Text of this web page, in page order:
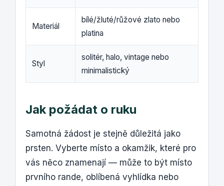
Materiál
bílé/žluté/růžové zlato nebo
platina
Styl
solitér, halo, vintage nebo
minimalistický
Jak požádat o ruku
Samotná žádost je stejně důležitá jako
prsten. Vyberte místo a okamžik, které pro
vás něco znamenají — může to být místo
prvního rande, oblíbená vyhlídka nebo